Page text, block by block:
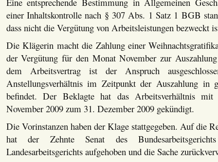
einer Inhaltskontrolle nach § 307 Abs. 1 Satz 1 BGB
dass nicht die Vergütung von Arbeitsleistungen bezweckt
Die Klägerin macht die Zahlung einer
der Vergütung für den Monat November zur
dem Arbeitsvertrag ist der Anspruch
Anstellungsverhältnis im Zeitpunkt der Auszahlung in
befindet. Der Beklagte hat das Arbeitsverhältnis
November 2009 zum 31. Dezember 2009 gekündigt.
Die Vorinstanzen haben der Klage stattgegeben. Auf die
hat der Zehnte Senat des
Landesarbeitsgerichts aufgehoben und die Sache